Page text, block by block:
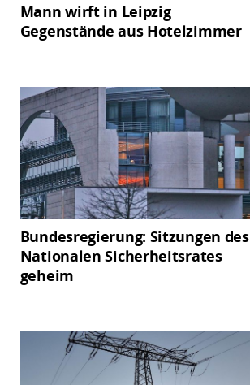
Mann wirft in Leipzig
Gegenstände aus Hotelzimmer
Bundesregierung: Sitzungen des
Nationalen Sicherheitsrates
geheim